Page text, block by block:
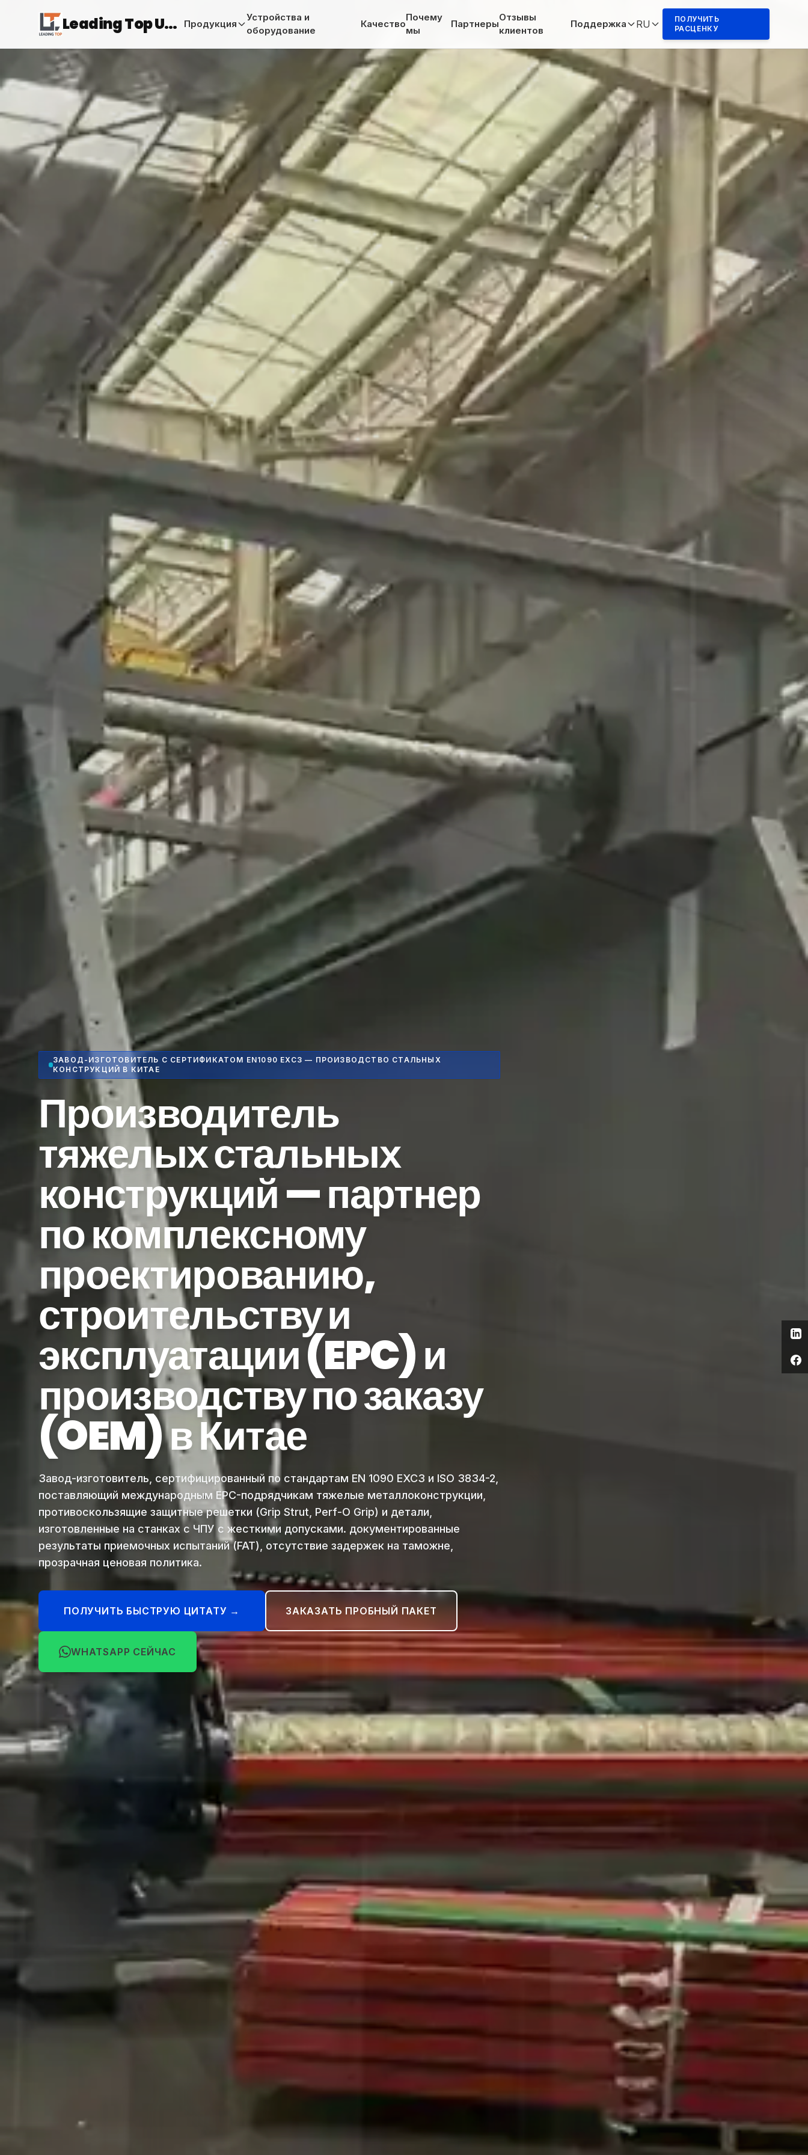
Leading Top Union Продукция
Устройства и
оборудование
Качество
Почему
мы
Партнеры
Отзывы
клиентов
Поддержка RU
ПОЛУЧИТЬ
РАСЦЕНКУ
ЗАВОД-ИЗГОТОВИТЕЛЬ С СЕРТИФИКАТОМ EN1090 EXC3 — ПРОИЗВОДСТВО СТАЛЬНЫХ
КОНСТРУКЦИЙ В КИТАЕ
Производитель
тяжелых стальных
конструкций — партнер
по комплексному
проектированию,
строительству и
эксплуатации (EPC) и
производству по заказу
(OEM) в Китае
Завод-изготовитель, сертифицированный по стандартам EN 1090 EXC3 и ISO 3834-2,
поставляющий международным EPC-подрядчикам тяжелые металлоконструкции,
противоскользящие защитные решетки (Grip Strut, Perf-O Grip) и детали,
изготовленные на станках с ЧПУ с жесткими допусками. документированные
результаты приемочных испытаний (FAT), отсутствие задержек на таможне,
прозрачная ценовая политика.
ПОЛУЧИТЬ БЫСТРУЮ ЦИТАТУ → ЗАКАЗАТЬ ПРОБНЫЙ ПАКЕТ
WHATSAPP СЕЙЧАС